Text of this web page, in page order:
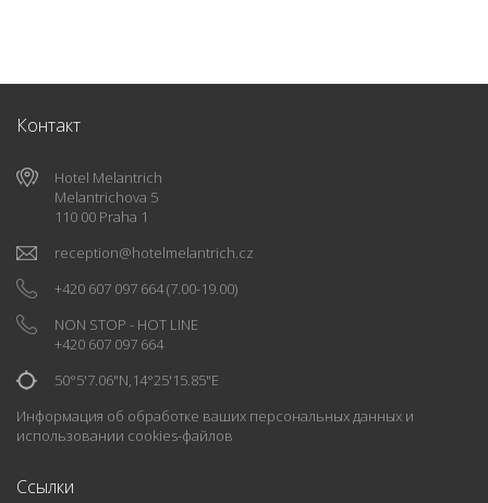
Контакт
Hotel Melantrich
Melantrichova 5
110 00 Praha 1
reception@hotelmelantrich.cz
+420 607 097 664(7.00-19.00)
NON STOP - HOT LINE
+420 607 097 664
50°5'7.06"N,14°25'15.85"E
Информация об обработке ваших персональных данных и
использовании cookies-файлов
Ccылки